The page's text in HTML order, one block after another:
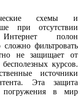
схемы и
при отсутствии
Интернет полон
фильтровать
не защищает от
курсов.
источники
Эта защита
погружения в мир